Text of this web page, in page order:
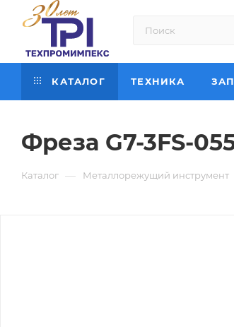
КАТАЛОГ ТЕХНИКА
Фреза G7-3FS-
Каталог — Металлорежущий инструмент